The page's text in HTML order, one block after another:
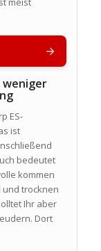
→
weniger
ES-
ist
bedeutet
kommen
und trocknen
Ihr aber
Dort